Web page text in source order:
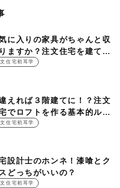
に入りの家具がちゃんと収
ますか？注文住宅を建てる
押さえておきたい設計ポイ
住宅初耳学
えれば３階建てに！？注文
でロフトを作る基本的ルー
住宅初耳学
設計士のホンネ！漆喰とク
どっちがいいの？
住宅初耳学